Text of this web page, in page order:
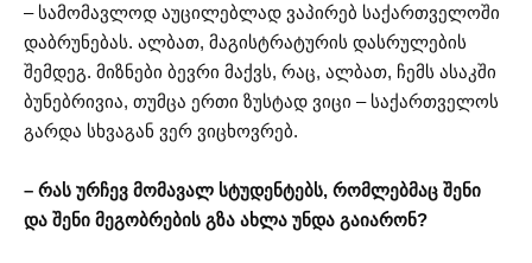
– სამომავლოდ აუცილებლად ვაპირებ საქართველოში
დაბრუნებას. ალბათ, მაგისტრატურის დასრულების
შემდეგ. მიზნები ბევრი მაქვს, რაც, ალბათ, ჩემს ასაკში
ბუნებრივია, თუმცა ერთი ზუსტად ვიცი – საქართველოს
გარდა სხვაგან ვერ ვიცხოვრებ.
– რას ურჩევ მომავალ სტუდენტებს, რომლებმაც შენი
და შენი მეგობრების გზა ახლა უნდა გაიარონ?